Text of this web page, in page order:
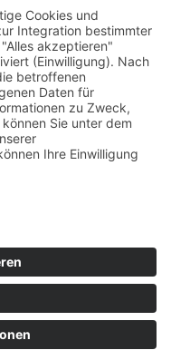
31 b, 67346